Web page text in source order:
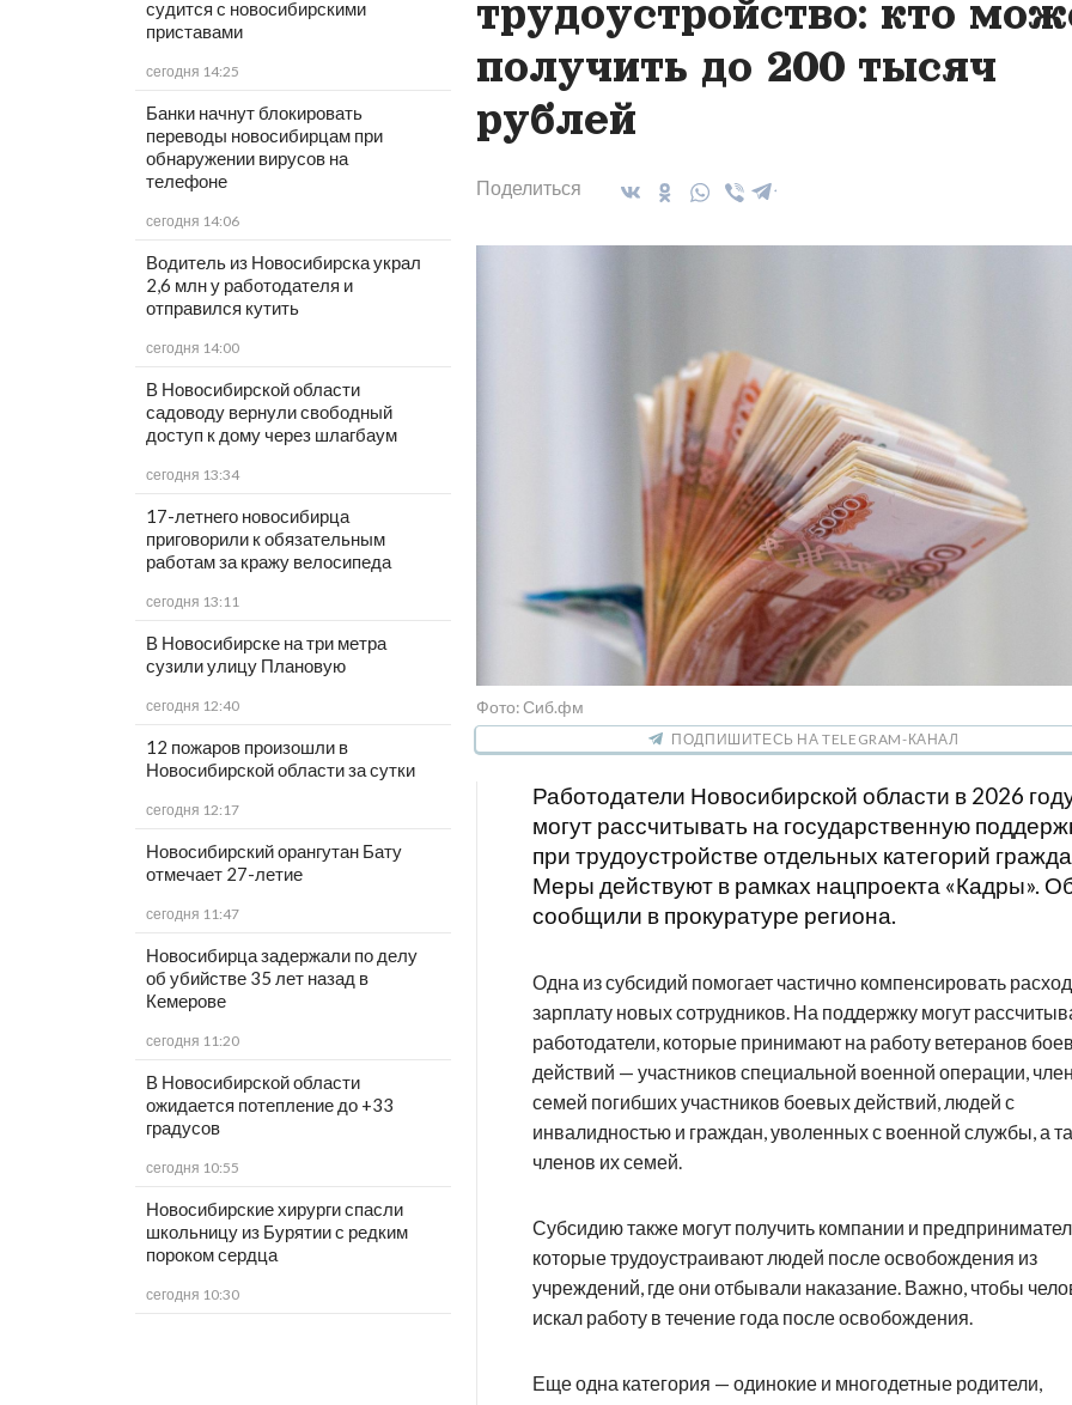
судится с новосибирскими
приставами
сегодня 14:25
Банки начнут блокировать
переводы новосибирцам при
обнаружении вирусов на
телефоне
сегодня 14:06
Водитель из Новосибирска украл
2,6 млн у работодателя и
отправился кутить
сегодня 14:00
В Новосибирской области
садоводу вернули свободный
доступ к дому через шлагбаум
сегодня 13:34
17-летнего новосибирца
приговорили к обязательным
работам за кражу велосипеда
сегодня 13:11
В Новосибирске на три метра
сузили улицу Плановую
сегодня 12:40
12 пожаров произошли в
Новосибирской области за сутки
сегодня 12:17
Новосибирский орангутан Бату
отмечает 27-летие
сегодня 11:47
Новосибирца задержали по делу
об убийстве 35 лет назад в
Кемерове
сегодня 11:20
В Новосибирской области
ожидается потепление до +33
градусов
сегодня 10:55
Новосибирские хирурги спасли
школьницу из Бурятии с редким
пороком сердца
сегодня 10:30
трудоустройство: кто
получить до 200 тысяч
рублей
Поделиться
Фото: Сиб.фм
ПОДПИШИТЕСЬ НА TELEGRAM-КАНАЛ
Работодатели Новосибирской области в 2026
могут рассчитывать на государственную
при трудоустройстве отдельных категорий
Меры действуют в рамках нацпроекта «Кадры».
сообщили в прокуратуре региона.
Одна из субсидий помогает частично компенсировать
зарплату новых сотрудников. На поддержку могут
работодатели, которые принимают на работу ветеранов
действий — участников специальной военной операции,
семей погибших участников боевых действий, людей с
инвалидностью и граждан, уволенных с военной службы, а
членов их семей.
Субсидию также могут получить компании и
которые трудоустраивают людей после освобождения из
учреждений, где они отбывали наказание. Важно, чтобы
искал работу в течение года после освобождения.
Еще одна категория — одинокие и многодетные родители,